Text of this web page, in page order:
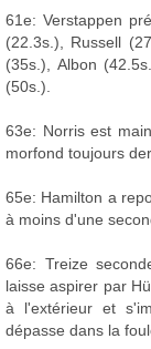
61e: Verstappen
(22.3s.), Russell
(35s.), Albon
(50s.).
63e: Norris est
morfond toujours
65e: Hamilton a
à moins d'une
66e: Treize
laisse aspirer par
à l'extérieur et
dépasse dans la